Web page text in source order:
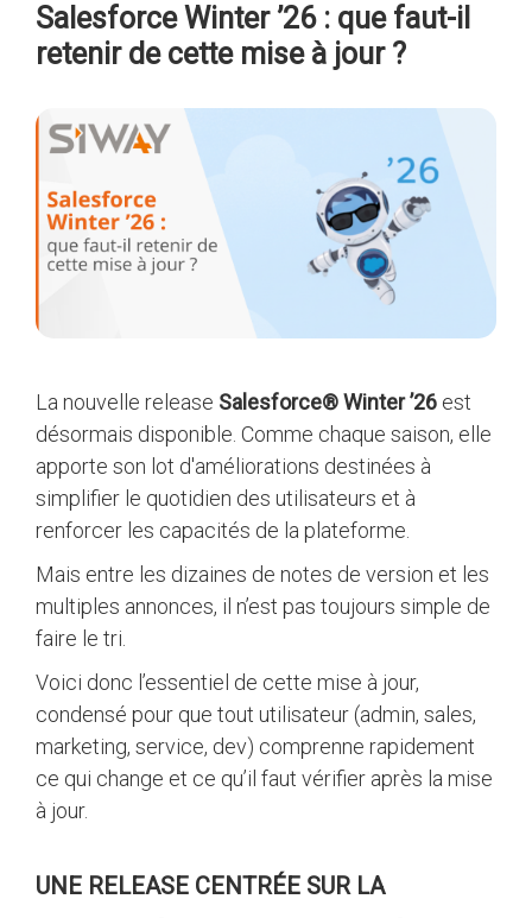
Salesforce Winter ’26 : que faut-il
retenir de cette mise à jour ?
La nouvelle release Salesforce® Winter ’26 est
désormais disponible. Comme chaque saison, elle
apporte son lot d'améliorations destinées à
simplifier le quotidien des utilisateurs et à
renforcer les capacités de la plateforme.
Mais entre les dizaines de notes de version et les
multiples annonces, il n’est pas toujours simple de
faire le tri.
Voici donc l’essentiel de cette mise à jour,
condensé pour que tout utilisateur (admin, sales,
marketing, service, dev) comprenne rapidement
ce qui change et ce qu’il faut vérifier après la mise
à jour.
UNE RELEASE CENTRÉE SUR LA